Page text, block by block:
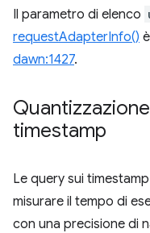
Il parametro di elenco
requestAdapterInfo()
dawn:1427.
timestamp
Le query sui
misurare il tempo di
con una precisione di